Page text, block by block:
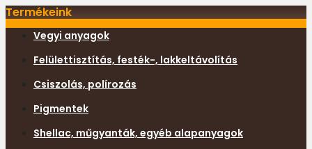
Termékeink
Vegyi anyagok
Felülettisztítás, festék-, lakkeltávolítás
Csiszolás, polírozás
Pigmentek
Shellac, műgyanták, egyéb alapanyagok